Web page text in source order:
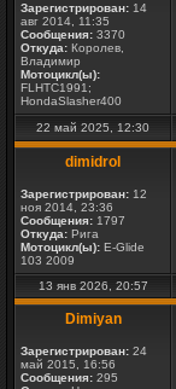
Зарегистрирован: 14
авг 2014, 11:35
Сообщения: 3370
Откуда: Королев,
Владимир
Мотоцикл(ы):
FLHTC1991;
HondaSlasher400
22 май 2025, 12:30
dimidrol
Зарегистрирован: 12
ноя 2014, 23:36
Сообщения: 1797
Откуда: Рига
Мотоцикл(ы): E-Glide
103 2009
13 янв 2026, 20:57
Dimiyan
Зарегистрирован: 24
май 2015, 16:56
Сообщения: 295